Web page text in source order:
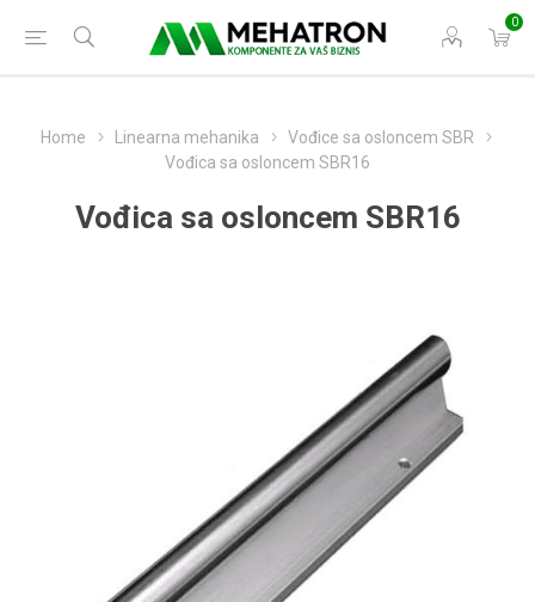
0
Home Linearna mehanika
Vođice sa osloncem SBR
Vođica sa osloncem SBR16
Vođica sa osloncem SBR16